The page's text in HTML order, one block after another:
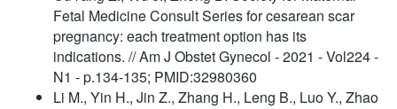
Fetal Medicine Consult Series for cesarean scar
pregnancy: each treatment option has its
indications. // Am J Obstet Gynecol - 2021 - Vol224 -
N1 - p.134-135; PMID:32980360
Li M., Yin H., Jin Z., Zhang H., Leng B., Luo Y., Zhao